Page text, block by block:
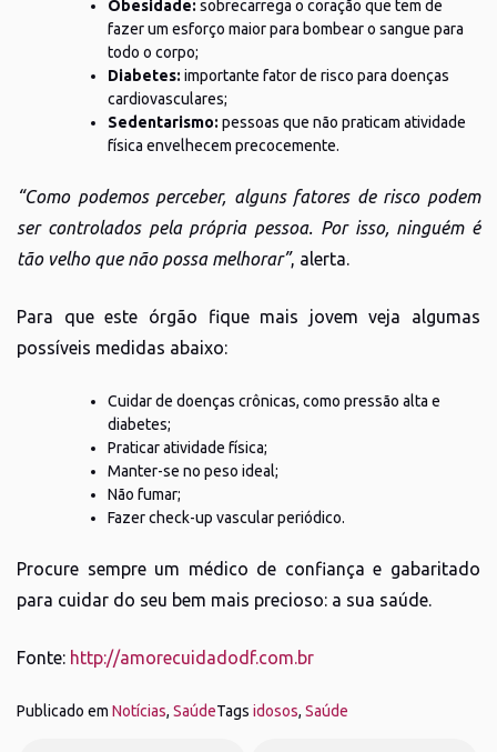
Obesidade: sobrecarrega o coração que tem de
fazer um esforço maior para bombear o sangue para
todo o corpo;
Diabetes: importante fator de risco para doenças
cardiovasculares;
Sedentarismo: pessoas que não praticam atividade
física envelhecem precocemente.
“Como podemos perceber, alguns fatores de risco podem
ser controlados pela própria pessoa. Por isso, ninguém é
tão velho que não possa melhorar”, alerta.
Para que este órgão fique mais jovem veja algumas
possíveis medidas abaixo:
Cuidar de doenças crônicas, como pressão alta e
diabetes;
Praticar atividade física;
Manter-se no peso ideal;
Não fumar;
Fazer check-up vascular periódico.
Procure sempre um médico de confiança e gabaritado
para cuidar do seu bem mais precioso: a sua saúde.
Fonte: http://amorecuidadodf.com.br
Publicado em Notícias, SaúdeTags idosos, Saúde